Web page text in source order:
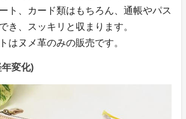
ト、カード類はもちろん、通帳やパス
き、スッキリと収まります。
はヌメ革のみの販売です。
変化)